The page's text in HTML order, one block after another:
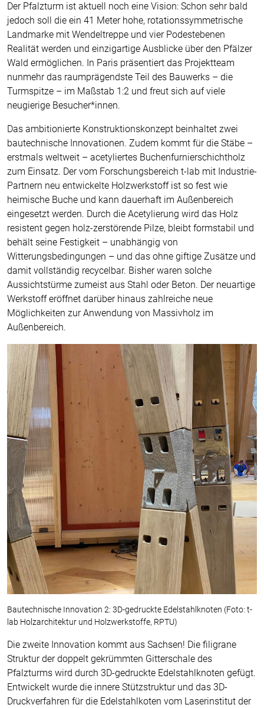
Der Pfalzturm ist aktuell noch eine Vision: Schon sehr bald
jedoch soll die ein 41 Meter hohe, rotationssymmetrische
Landmarke mit Wendeltreppe und vier Podestebenen
Realität werden und einzigartige Ausblicke über den Pfälzer
Wald ermöglichen. In Paris präsentiert das Projektteam
nunmehr das raumprägendste Teil des Bauwerks – die
Turmspitze – im Maßstab 1:2 und freut sich auf viele
neugierige Besucher*innen.
Das ambitionierte Konstruktionskonzept beinhaltet zwei
bautechnische Innovationen. Zudem kommt für die Stäbe –
erstmals weltweit – acetyliertes Buchenfurnierschichtholz
zum Einsatz. Der vom Forschungsbereich t-lab mit Industrie-
Partnern neu entwickelte Holzwerkstoff ist so fest wie
heimische Buche und kann dauerhaft im Außenbereich
eingesetzt werden. Durch die Acetylierung wird das Holz
resistent gegen holz-zerstörende Pilze, bleibt formstabil und
behält seine Festigkeit – unabhängig von
Witterungsbedingungen – und das ohne giftige Zusätze und
damit vollständig recycelbar. Bisher waren solche
Aussichtstürme zumeist aus Stahl oder Beton. Der neuartige
Werkstoff eröffnet darüber hinaus zahlreiche neue
Möglichkeiten zur Anwendung von Massivholz im
Außenbereich.
Bautechnische Innovation 2: 3D-gedruckte Edelstahlknoten (Foto: t-
lab Holzarchitektur und Holzwerkstoffe, RPTU)
Die zweite Innovation kommt aus Sachsen! Die filigrane
Struktur der doppelt gekrümmten Gitterschale des
Pfalzturms wird durch 3D-gedruckte Edelstahlknoten gefügt.
Entwickelt wurde die innere Stützstruktur und das 3D-
Druckverfahren für die Edelstahlkoten vom Laserinstitut der